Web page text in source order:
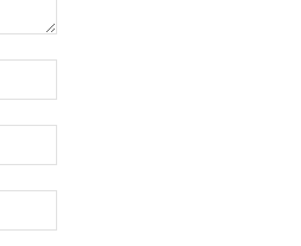
mail:*